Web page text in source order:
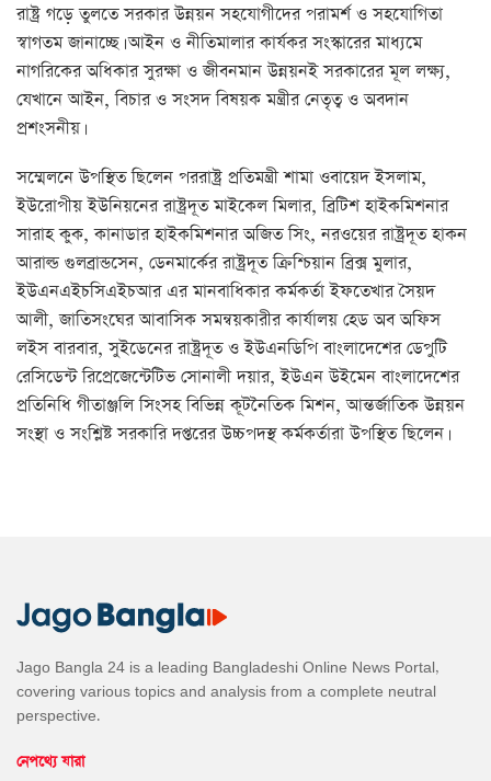
রাষ্ট্র গড়ে তুলতে সরকার উন্নয়ন সহযোগীদের পরামর্শ ও সহযোগিতা
স্বাগতম জানাচ্ছে। আইন ও নীতিমালার কার্যকর সংস্কারের মাধ্যমে
নাগরিকের অধিকার সুরক্ষা ও জীবনমান উন্নয়নই সরকারের মূল লক্ষ্য,
যেখানে আইন, বিচার ও সংসদ বিষয়ক মন্ত্রীর নেতৃত্ব ও অবদান
প্রশংসনীয়।
সম্মেলনে উপস্থিত ছিলেন পররাষ্ট্র প্রতিমন্ত্রী শামা ওবায়েদ ইসলাম,
ইউরোপীয় ইউনিয়নের রাষ্ট্রদূত মাইকেল মিলার, ব্রিটিশ হাইকমিশনার
সারাহ কুক, কানাডার হাইকমিশনার অজিত সিং, নরওয়ের রাষ্ট্রদূত হাকন
আরাল্ড গুলব্রান্ডসেন, ডেনমার্কের রাষ্ট্রদূত ক্রিশ্চিয়ান ব্রিক্স মুলার,
ইউএনএইচসিএইচআর এর মানবাধিকার কর্মকর্তা ইফতেখার সৈয়দ
আলী, জাতিসংঘের আবাসিক সমন্বয়কারীর কার্যালয় হেড অব অফিস
লইস বারবার, সুইডেনের রাষ্ট্রদূত ও ইউএনডিপি বাংলাদেশের ডেপুটি
রেসিডেন্ট রিপ্রেজেন্টেটিভ সোনালী দয়ার, ইউএন উইমেন বাংলাদেশের
প্রতিনিধি গীতাঞ্জলি সিংসহ বিভিন্ন কূটনৈতিক মিশন, আন্তর্জাতিক উন্নয়ন
সংস্থা ও সংশ্লিষ্ট সরকারি দপ্তরের উচ্চপদস্থ কর্মকর্তারা উপস্থিত ছিলেন।
Jago Bangla 24 is a leading Bangladeshi Online News Portal,
covering various topics and analysis from a complete neutral
perspective.
নেপথ্যে যারা